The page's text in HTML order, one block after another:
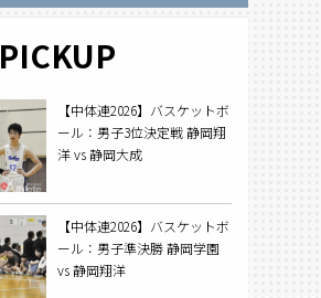
PICKUP
【中体連2026】バスケットボ
ール：男子3位決定戦 静岡翔
洋 vs 静岡大成
【中体連2026】バスケットボ
ール：男子準決勝 静岡学園
vs 静岡翔洋